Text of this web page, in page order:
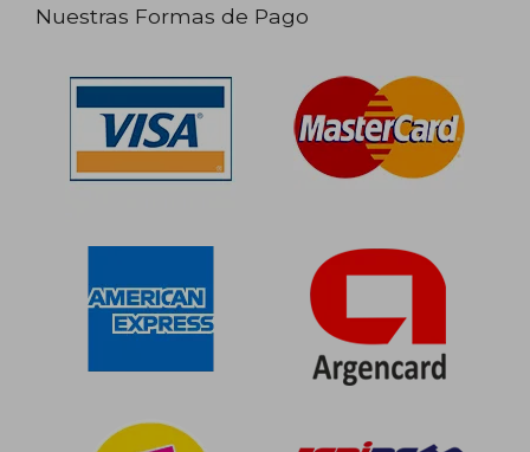
Nuestras Formas de Pago